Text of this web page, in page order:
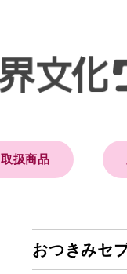
取扱商品
おつきみセ